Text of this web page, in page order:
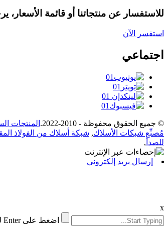
للاستفسار عن منتجاتنا أو قائمة
استفسر الآن
اجتماعي
© جميع الحقوق محفوظة - 2010-2022. المنتجات
مُصنِّع شبكات الأسلاك, شبكة أسلاك من الفولاذ المقاوم
للصدأ ,
إرسال بريد إلكتروني
x
اضغط على Enter للبحث أو ESC للإغلاق